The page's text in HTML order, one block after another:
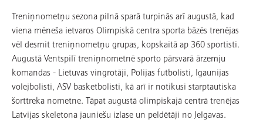
Treniņnometņu sezona pilnā sparā turpinās arī augustā, kad
viena mēneša ietvaros Olimpiskā centra sporta bāzēs trenējas
vēl desmit treniņnometņu grupas, kopskaitā ap 360 sportisti.
Augustā Ventspilī treniņnometnē sporto pārsvarā ārzemju
komandas - Lietuvas vingrotāji, Polijas futbolisti, Igaunijas
volejbolisti, ASV basketbolisti, kā arī ir notikusi starptautiska
šorttreka nometne. Tāpat augustā olimpiskajā centrā trenējas
Latvijas skeletona jauniešu izlase un peldētāji no Jelgavas.